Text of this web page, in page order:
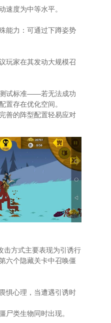
速度为中等水平。
能力：可通过下蹲姿势
玩家在其发动大规模召
试标准——若无法成功
置存在优化空间。
善的阵型配置轻易应对
击方式主要表现为引诱行
六个隐藏关卡中召唤僵
惧心理，当遭遇引诱时
尸类生物同时出现。